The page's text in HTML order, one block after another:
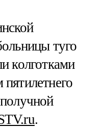
туго
колготками
.